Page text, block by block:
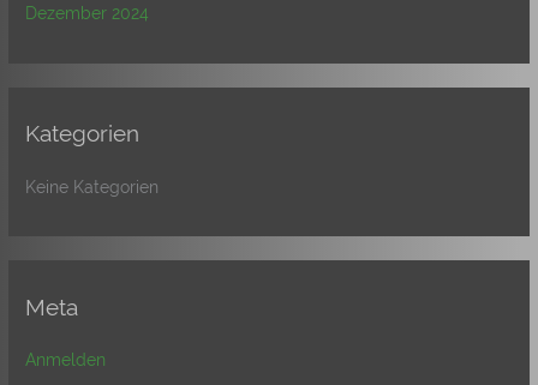
Dezember 2024
Kategorien
Keine Kategorien
Meta
Anmelden